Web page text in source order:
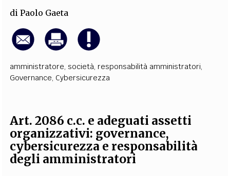
diPaolo Gaeta
amministratore,società, responsabilità amministratori,
Governance, Cybersicurezza
Art. 2086 c.c. e adeguati assetti
organizzativi: governance,
cybersicurezza e responsabilità
degli amministratori